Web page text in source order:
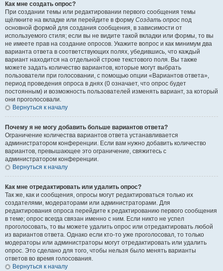
Как мне создать опрос?
При создании темы или редактировании первого сообщения темы
щёлкните на вкладке или перейдите в форму Создать опрос под
основной формой для создания сообщения, в зависимости от
используемого стиля; если вы не видите такой вкладки или формы, то вы
не имеете прав на создание опросов. Укажите вопрос и как минимум два
варианта ответа в соответствующих полях, убедившись, что каждый
вариант находится на отдельной строке текстового поля. Вы также
можете задать количество вариантов, которые могут выбрать
пользователи при голосовании, с помощью опции «Вариантов ответа»,
период проведения опроса в днях (0 означает, что опрос будет
постоянным) и возможность пользователей изменять вариант, за который
они проголосовали.
Вернуться к началу
Почему я не могу добавить больше вариантов ответа?
Ограничение количества вариантов ответа устанавливается
администратором конференции. Если вам нужно добавить количество
вариантов, превышающее это ограничение, свяжитесь с
администратором конференции.
Вернуться к началу
Как мне отредактировать или удалить опрос?
Так же, как и сообщения, опросы могут редактироваться только их
создателями, модераторами или администраторами. Для
редактирования опроса перейдите к редактированию первого сообщения
в теме; опрос всегда связан именно с ним. Если никто не успел
проголосовать, то вы можете удалить опрос или отредактировать любой
из вариантов ответа. Однако если кто-то уже проголосовал, то только
модераторы или администраторы могут отредактировать или удалить
опрос. Это сделано для того, чтобы нельзя было менять варианты
ответов во время голосования.
Вернуться к началу